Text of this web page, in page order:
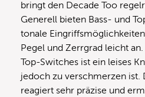
bringt den Decade Too
Generell bieten Bass- und
tonale
Pegel und Zerrgrad leicht
Top-Switches ist ein leises
jedoch zu verschmerzen ist.
reagiert sehr präzise und